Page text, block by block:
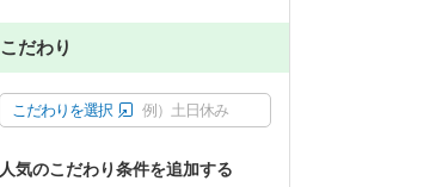
こだわり
こだわりを選択 例）土日休み
人気のこだわり条件を追加する